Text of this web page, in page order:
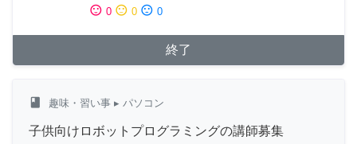
sentiment_satisfied 0 sentiment_neutral 0 sentiment_dissatisfied 0
終了
class 趣味・習い事 ▸ パソコン
子供向けロボットプログラミングの講師募集